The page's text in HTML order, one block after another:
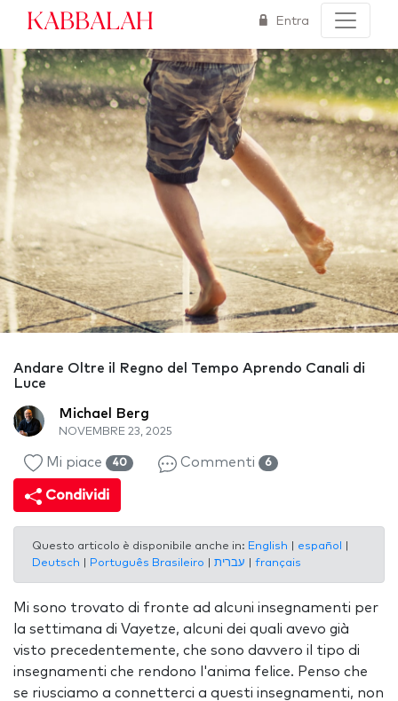
Kabbalah Entra
Andare Oltre il Regno del Tempo Aprendo Canali di
Luce
Michael Berg
NOVEMBRE 23, 2025
Mi piace 40 Commenti 6
Condividi
Questo articolo è disponibile anche in: English español
Deutsch
Português Brasileiro français
Mi sono trovato di fronte ad alcuni insegnamenti per
la settimana di Vayetze, alcuni dei quali avevo già
visto precedentemente, che sono davvero il tipo di
insegnamenti che rendono l'anima felice. Penso che
se riusciamo a connetterci a questi insegnamenti, non